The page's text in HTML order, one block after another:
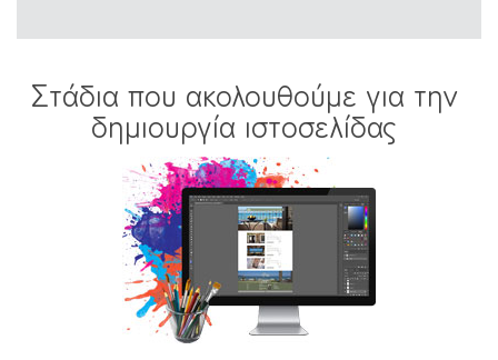
Στάδια που ακολουθούμε για την
δημιουργία ιστοσελίδας